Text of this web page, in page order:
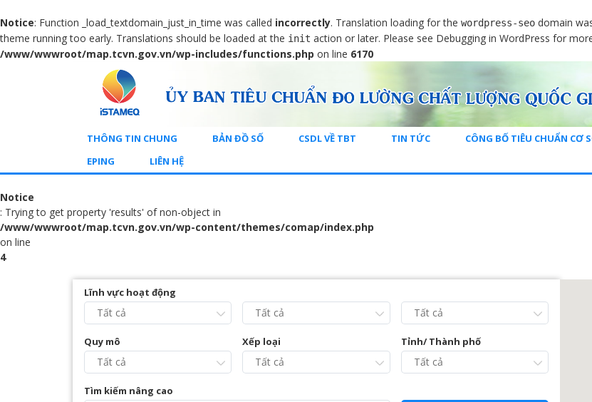
Notice: Function _load_textdomain_just_in_time was called incorrectly. Translation loading for the wordpress-seo domain
theme running too early. Translations should be loaded at the init action or later. Please see Debugging in WordPress for
/www/wwwroot/map.tcvn.gov.vn/wp-includes/functions.php on line 6170
THÔNG TIN CHUNG BẢN ĐỒ SỐ CSDL VỀ TBT TIN TỨC CÔNG BỐ TIÊU CHUẨN CƠ
EPING
LIÊN HỆ
Notice
: Trying to get property 'results' of non-object in
/www/wwwroot/map.tcvn.gov.vn/wp-content/themes/comap/index.php
on line
4
Lĩnh vực hoạt động
Quy mô Xếp loại Tỉnh/ Thành phố
Tìm kiếm nâng cao